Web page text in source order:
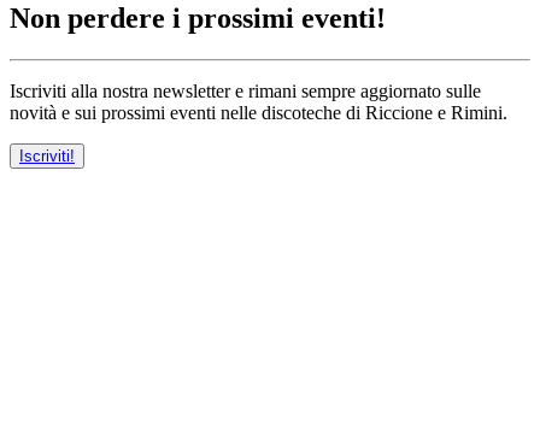
Non perdere i prossimi eventi!
Iscriviti alla nostra newsletter e rimani sempre aggiornato sulle
novità e sui prossimi eventi nelle discoteche di Riccione e Rimini.
Iscriviti!